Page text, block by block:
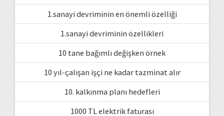
1.sanayi devriminin en önemli özelliği
1.sanayi devriminin özellikleri
10 tane bağımlı değişken örnek
10 yıl-çalışan işçi ne kadar tazminat alır
10. kalkınma planı hedefleri
1000 TL elektrik faturası